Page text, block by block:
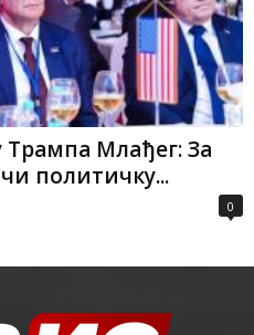
Трампа Млађег: За
политичку...
0